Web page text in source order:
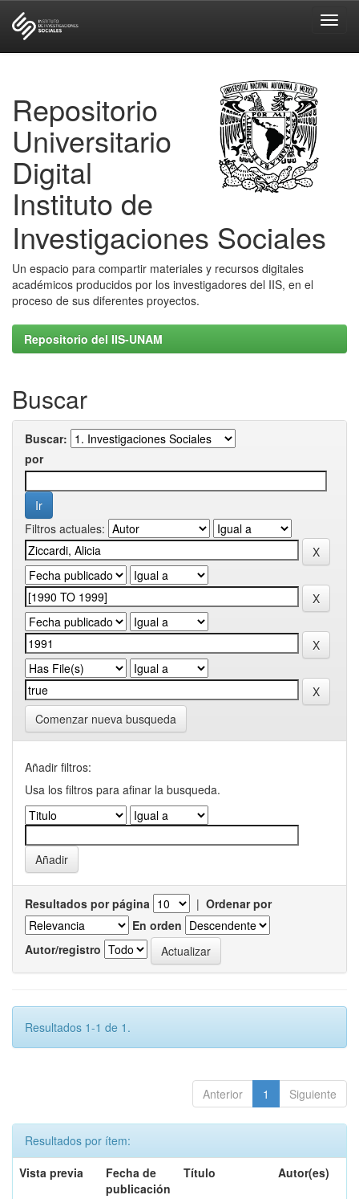
Repositorio
Universitario
Digital
Instituto de
Investigaciones Sociales
Un espacio para compartir materiales y recursos digitales
académicos producidos por los investigadores del IIS, en el
proceso de sus diferentes proyectos.
Repositorio del IIS-UNAM
Buscar
Buscar:
por
Filtros actuales:
Comenzar nueva busqueda
Añadir filtros:
Usa los filtros para afinar la busqueda.
Resultados por página | Ordenar por
En orden
Autor/registro
Resultados 1-1 de 1.
Anterior 1 Siguiente
Resultados por ítem:
Vista previa
Fecha de
publicación
Título Autor(es)